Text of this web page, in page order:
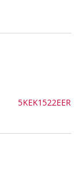
5KEK1522EER